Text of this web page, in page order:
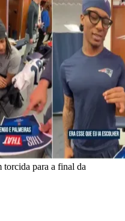
torcida para a final da